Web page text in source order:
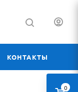
КОНТАКТЫ
0